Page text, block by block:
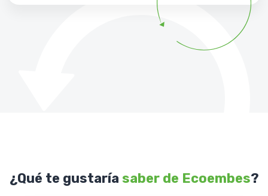
¿Qué te gustaría saber de Ecoembes?